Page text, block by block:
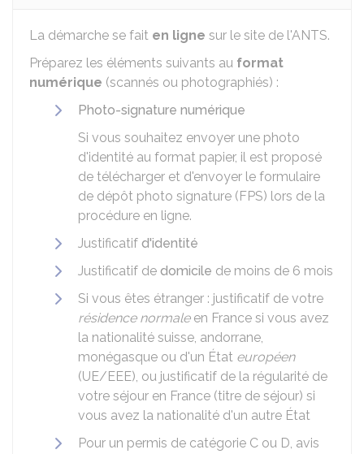
La démarche se fait en ligne sur le site de l'ANTS.
Préparez les éléments suivants au format
numérique (scannés ou photographiés) :
Photo-signature numérique
Si vous souhaitez envoyer une photo
d'identité au format papier, il est proposé
de télécharger et d'envoyer le formulaire
de dépôt photo signature (FPS) lors de la
procédure en ligne.
Justificatif d'identité
Justificatif de domicile de moins de 6 mois
Si vous êtes étranger : justificatif de votre
résidence normaleen France si vous avez
la nationalité suisse, andorrane,
monégasque ou d'un État européen
(UE/EEE), ou justificatif de la régularité de
votre séjour en France (titre de séjour) si
vous avez la nationalité d'un autre État
Pour un permis de catégorie C ou D, avis